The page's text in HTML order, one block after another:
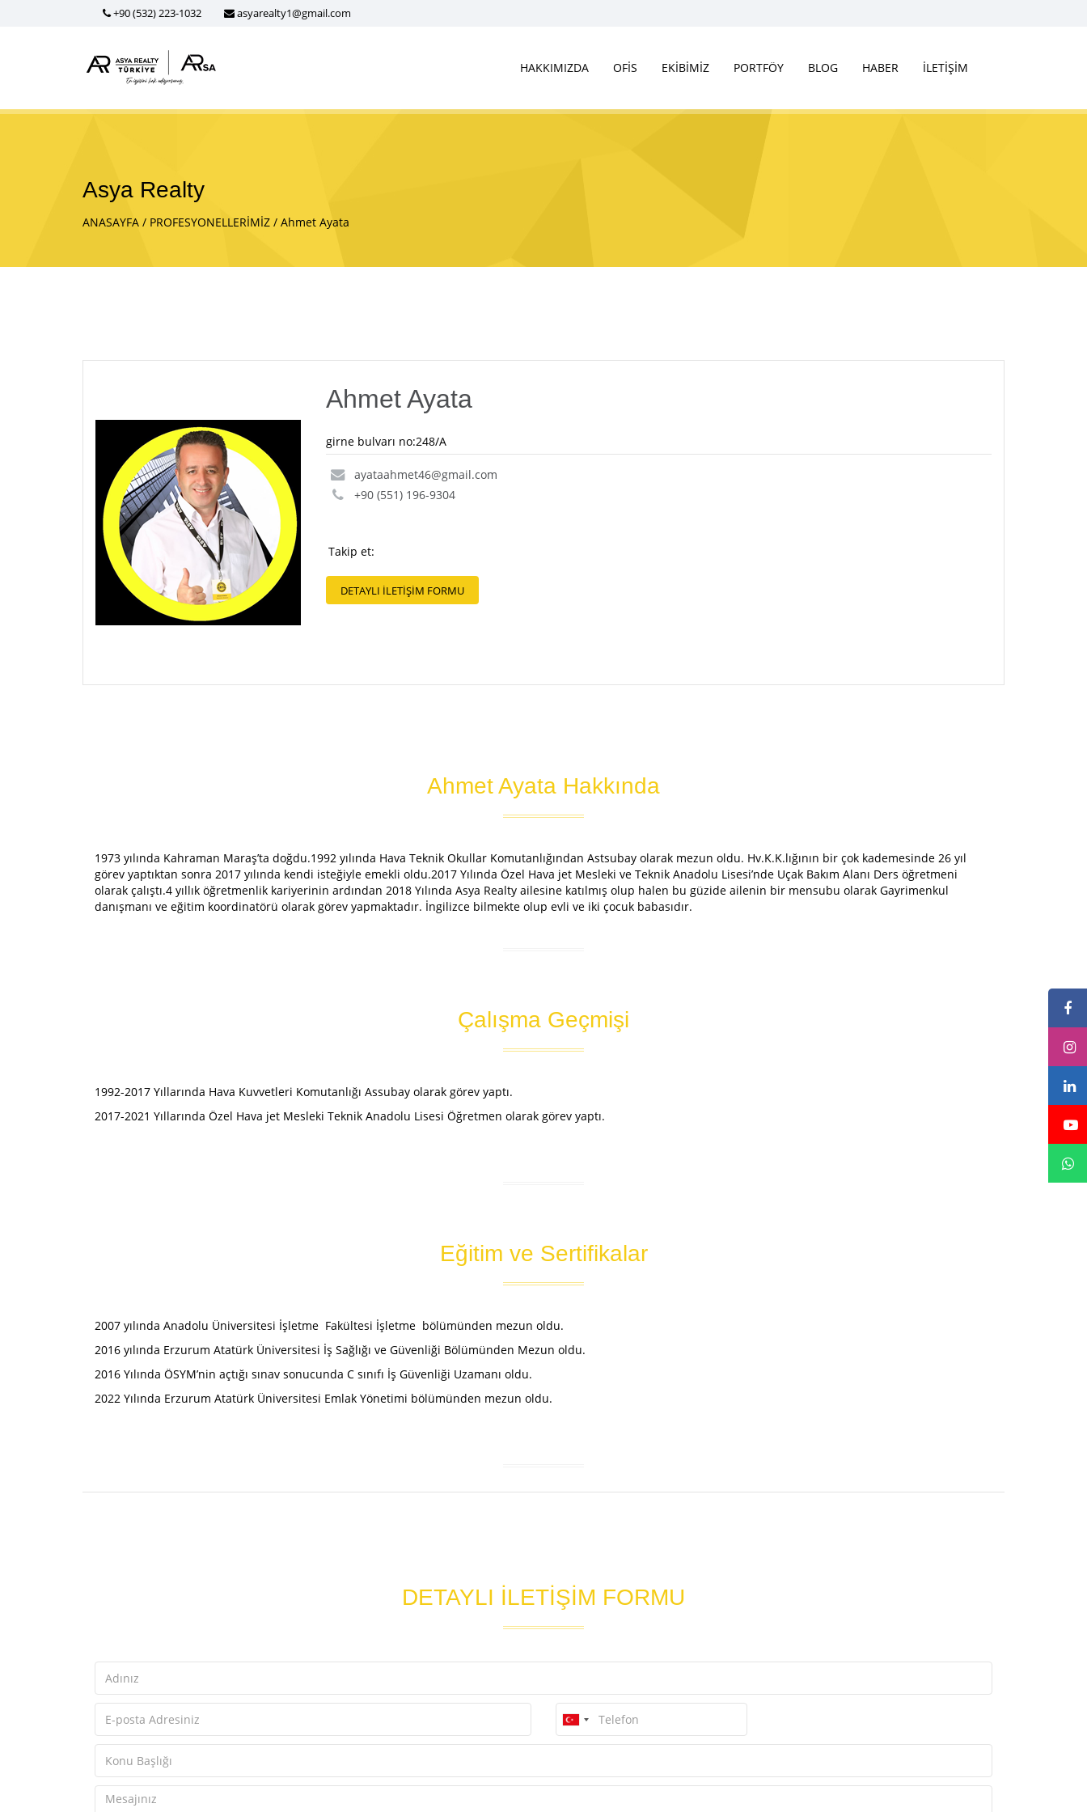
+90 (532) 223-1032 asyarealty1@gmail.com
HAKKIMIZDA OFİS EKİBİMİZ PORTFÖY BLOG HABER İLETİŞİM
Asya Realty
ANASAYFA PROFESYONELLERİMİZ Ahmet Ayata
Ahmet Ayata
girne bulvarı no:248/A
ayataahmet46@gmail.com
+90 (551) 196-9304
Takip et:
DETAYLI İLETİŞİM FORMU
Ahmet Ayata Hakkında
1973 yılında Kahraman Maraş’ta doğdu.1992 yılında Hava Teknik Okullar Komutanlığından Astsubay olarak mezun oldu. Hv.K.K.lığının bir çok kademesinde 26 yıl
görev yaptıktan sonra 2017 yılında kendi isteğiyle emekli oldu.2017 Yılında Özel Hava jet Mesleki ve Teknik Anadolu Lisesi’nde Uçak Bakım Alanı Ders öğretmeni
olarak çalıştı.4 yıllık öğretmenlik kariyerinin ardından 2018 Yılında Asya Realty ailesine katılmış olup halen bu güzide ailenin bir mensubu olarak Gayrimenkul
danışmanı ve eğitim koordinatörü olarak görev yapmaktadır. İngilizce bilmekte olup evli ve iki çocuk babasıdır.
Çalışma Geçmişi
1992-2017 Yıllarında Hava Kuvvetleri Komutanlığı Assubay olarak görev yaptı.
2017-2021 Yıllarında Özel Hava jet Mesleki Teknik Anadolu Lisesi Öğretmen olarak görev yaptı.
Eğitim ve Sertifikalar
2007 yılında Anadolu Üniversitesi İşletme Fakültesi İşletme bölümünden mezun oldu.
2016 yılında Erzurum Atatürk Üniversitesi İş Sağlığı ve Güvenliği Bölümünden Mezun oldu.
2016 Yılında ÖSYM’nin açtığı sınav sonucunda C sınıfı İş Güvenliği Uzamanı oldu.
2022 Yılında Erzurum Atatürk Üniversitesi Emlak Yönetimi bölümünden mezun oldu.
DETAYLI İLETİŞİM FORMU